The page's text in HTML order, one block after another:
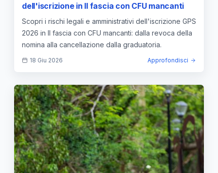
dell'iscrizione in II fascia con CFU mancanti
Scopri i rischi legali e amministrativi dell'iscrizione GPS
2026 in II fascia con CFU mancanti: dalla revoca della
nomina alla cancellazione dalla graduatoria.
18 Giu 2026 Approfondisci